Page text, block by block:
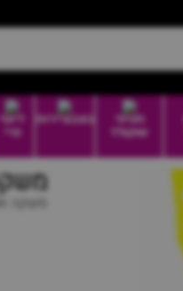
חטיפי
שוקולד
בונבוניירות
דיוטי
פרי
משקה